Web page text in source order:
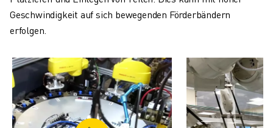
Geschwindigkeit auf sich bewegenden Förderbändern
erfolgen.